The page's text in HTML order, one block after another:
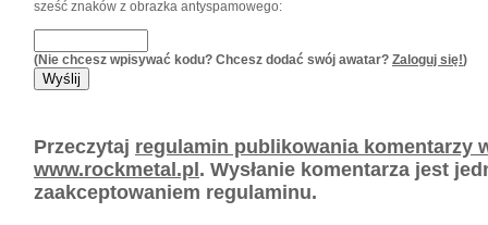
sześć znaków z obrazka antyspamowego:
(Nie chcesz wpisywać kodu? Chcesz dodać swój awatar? Zaloguj się!)
Przeczytaj regulamin publikowania komentarzy
www.rockmetal.pl. Wysłanie komentarza jest
zaakceptowaniem regulaminu.